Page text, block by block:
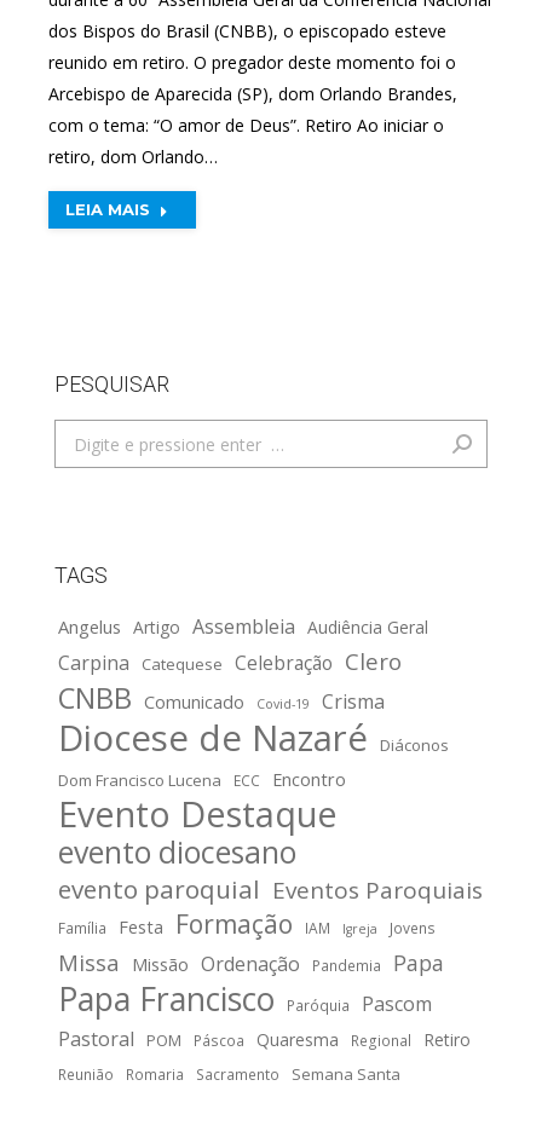
dos Bispos do Brasil (CNBB), o episcopado esteve
reunido em retiro. O pregador deste momento foi o
Arcebispo de Aparecida (SP), dom Orlando Brandes,
com o tema: “O amor de Deus”. Retiro Ao iniciar o
retiro, dom Orlando…
LEIA MAIS
PESQUISAR
Search:
TAGS
Angelus Artigo Assembleia Audiência Geral
Carpina Catequese Celebração Clero
CNBB Comunicado Covid-19 Crisma
Diocese de Nazaré
Diáconos
Dom Francisco Lucena
ECC Encontro
Evento Destaque
evento diocesano
evento paroquial Eventos Paroquiais
Família Festa Formação IAM Igreja Jovens
Missa Missão Ordenação Pandemia Papa
Papa Francisco Paróquia
Pascom
Pastoral
POM Páscoa Quaresma Regional Retiro
Reunião Romaria Sacramento Semana Santa